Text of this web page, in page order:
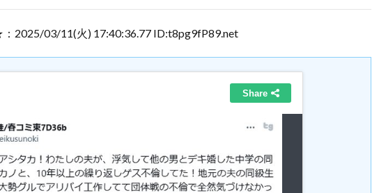
2025/03/11(火) 17:40:36.77 ID:t8pg9fP89.net